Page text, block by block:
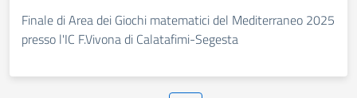
Finale di Area dei Giochi matematici del Mediterraneo 2025
presso l'IC F.Vivona di Calatafimi-Segesta